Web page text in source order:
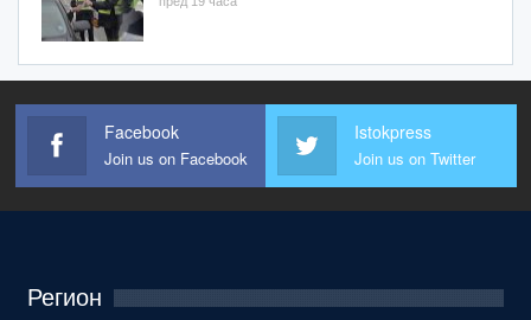
Facebook
Join us on Facebook
Istokpress
Join us on Twitter
Регион